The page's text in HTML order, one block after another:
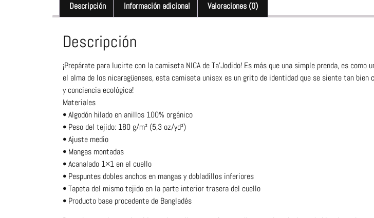
Descripción Información adicional Valoraciones (0)
Descripción
¡Prepárate para lucirte con la camiseta NICA de Ta’Jodido! Es más que una simple prenda, es
el alma de los nicaragüenses, esta camiseta unisex es un grito de identidad que se siente tan bien
y conciencia ecológica!
Materiales
• Algodón hilado en anillos 100% orgánico
• Peso del tejido: 180 g/m² (5,3 oz/yd²)
• Ajuste medio
• Mangas montadas
• Acanalado 1×1 en el cuello
• Pespuntes dobles anchos en mangas y dobladillos inferiores
• Tapeta del mismo tejido en la parte interior trasera del cuello
• Producto base procedente de Bangladés